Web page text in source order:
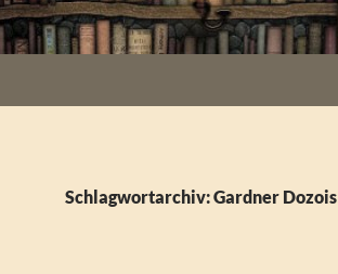
Schlagwortarchiv: Gardner Dozois